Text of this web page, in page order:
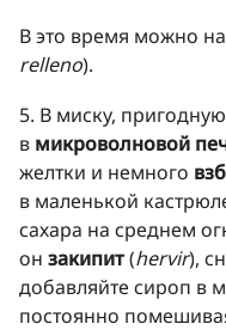
В это время можно
relleno).
5. В миску,
в микроволновой
желтки и немного
в маленькой
сахара на среднем
он закипит(hervir),
добавляйте сироп в
постоянно